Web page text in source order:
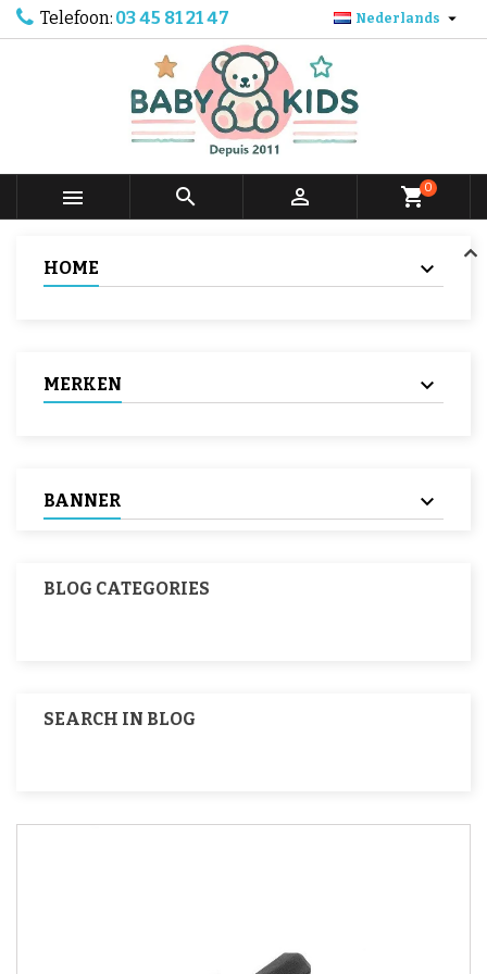
Telefoon: 03 45 81 21 47 Nederlands 
   shopping_cart0
HOME
MERKEN
BANNER
BLOG CATEGORIES
SEARCH IN BLOG